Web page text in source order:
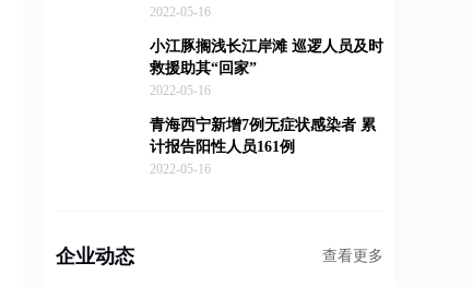
2022-05-16
小江豚搁浅长江岸滩 巡逻人员及时
救援助其“回家”
2022-05-16
青海西宁新增7例无症状感染者 累
计报告阳性人员161例
2022-05-16
企业动态 查看更多